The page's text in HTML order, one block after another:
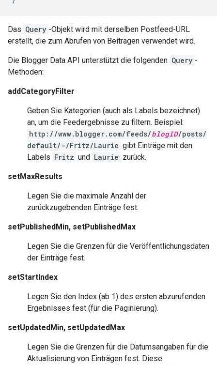
Das Query -Objekt wird mit derselben Postfeed-URL
erstellt, die zum Abrufen von Beiträgen verwendet wird.
Die Blogger Data API unterstützt die folgenden Query -
Methoden:
addCategoryFilter
Geben Sie Kategorien (auch als Labels bezeichnet)
an, um die Feedergebnisse zu filtern. Beispiel:
http://www.blogger.com/feeds/blogID/posts/
default/-/Fritz/Laurie gibt Einträge mit den
Labels Fritz und Laurie zurück.
setMaxResults
Legen Sie die maximale Anzahl der
zurückzugebenden Einträge fest.
setPublishedMin, setPublishedMax
Legen Sie die Grenzen für die Veröffentlichungsdaten
der Einträge fest.
setStartIndex
Legen Sie den Index (ab 1) des ersten abzurufenden
Ergebnisses fest (für die Paginierung).
setUpdatedMin, setUpdatedMax
Legen Sie die Grenzen für die Datumsangaben für die
Aktualisierung von Einträgen fest. Diese